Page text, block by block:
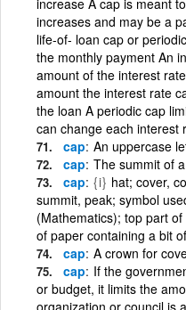
increases and may be a
life-of- loan cap or
the monthly payment An
amount of the interest
amount the interest rate
the loan A periodic cap
can change each interest
cap An uppercase
cap The summit of
cap {i} hat; cover,
summit, peak; symbol
(Mathematics); top part
of paper containing a bit
cap A crown for
cap If the
or budget, it limits the
organization or council is